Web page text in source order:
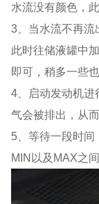
水流没有颜色，
3、当水流不再流
此时往储液罐中
即可，稍多一些也
4、启动发动机进
气会被排出，从
5、等待一段时间
MIN以及MAX之